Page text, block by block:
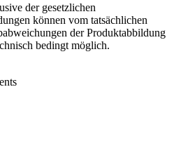
der gesetzlichen
können vom tatsächlichen
der Produktabbildung
bedingt möglich.